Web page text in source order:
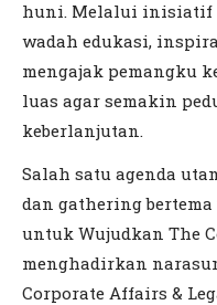
huni. Melalui inisiatif
wadah edukasi,
mengajak pemangku
luas agar semakin
keberlanjutan.
Salah satu agenda
dan gathering
untuk Wujudkan The
menghadirkan
Corporate Affairs &